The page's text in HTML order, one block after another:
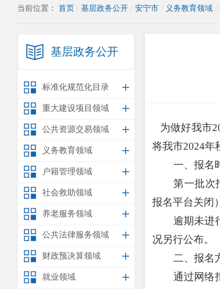
当前位置： 首页 / 基层政务公开 / 安宁市 / 义务教育领域 /
基层政务公开
标准化规范化目录
重大建设项目领域
公共资源交易领域
义务教育领域
户籍管理领域
社会救助领域
养老服务领域
公共法律服务领域
财政预决算领域
就业领域
为做好我市
将我市2024年
一、报名
第一批次
报名平台关闭
逾期未进
况另行公布。
二、报名
通过网络